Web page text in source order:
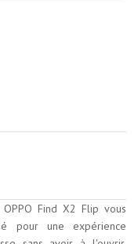
Find X2 Flip vous
pour une expérience